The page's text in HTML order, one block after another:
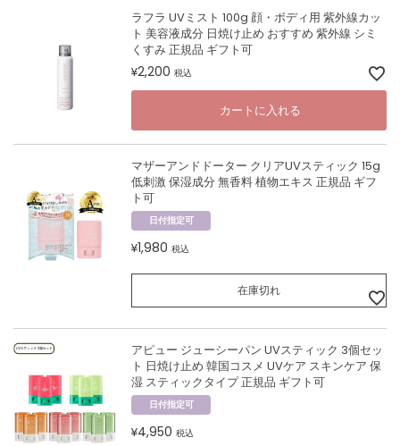
ラフラ UVミスト 100g 顔・ボディ用 紫外線カッ
ト 美容液成分 日焼け止め おすすめ 紫外線 シミ
くすみ 正規品 ギフト可
¥2,200 税込
カートに入れる
マザーアンドドーター クリアUVスティック 15g
低刺激 保湿成分 無香料 植物エキス 正規品 ギフ
ト可
日付指定可
¥1,980 税込
在庫切れ
アピュー ジューシーパン UVスティック 3個セッ
ト 日焼け止め 韓国コスメ UVケア スキンケア 保
湿 スティックタイプ 正規品 ギフト可
日付指定可
¥4,950 税込